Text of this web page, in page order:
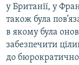
у Британії, у
також була
в якому була
забезпечити
до